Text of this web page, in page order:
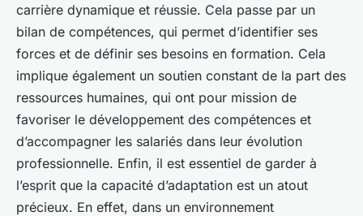
carrière dynamique et réussie. Cela passe par un
bilan de compétences, qui permet d’identifier ses
forces et de définir ses besoins en formation. Cela
implique également un soutien constant de la part des
ressources humaines, qui ont pour mission de
favoriser le développement des compétences et
d’accompagner les salariés dans leur évolution
professionnelle. Enfin, il est essentiel de garder à
l’esprit que la capacité d’adaptation est un atout
précieux. En effet, dans un environnement